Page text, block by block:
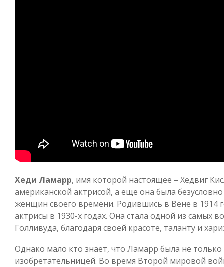
Хеди Ламарр, имя которой настоящее – Хедвиг
американской актрисой, а еще она была
женщин своего времени. Родившись в Вене в 1914
актрисы в 1930-х годах. Она стала одной из самых
Голливуда, благодаря своей красоте, таланту и
Однако мало кто знает, что Ламарр была не
изобретательницей. Во время Второй мировой